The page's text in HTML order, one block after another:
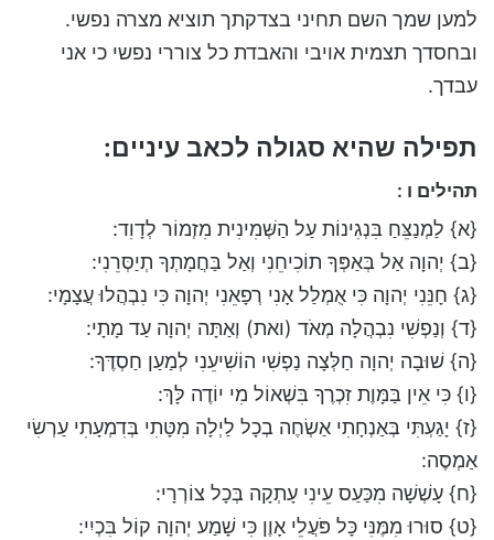
למען שמך השם תחיני בצדקתך תוציא מצרה נפשי.
ובחסדך תצמית אויבי והאבדת כל צוררי נפשי כי אני
עבדך.
תפילה שהיא סגולה לכאב עיניים:
תהילים ו :
{א} לַמְנַצֵּחַ בִּנְגִינוֹת עַל הַשְּׁמִינִית מִזְמוֹר לְדָוִד:
{ב} יְהוָה אַל בְּאַפְּךָ תוֹכִיחֵנִי וְאַל בַּחֲמָתְךָ תְיַסְּרֵנִי:
{ג} חָנֵּנִי יְהוָה כִּי אֻמְלַל אָנִי רְפָאֵנִי יְהוָה כִּי נִבְהֲלוּ עֲצָמָי:
{ד} וְנַפְשִׁי נִבְהֲלָה מְאֹד (ואת) וְאַתָּה יְהוָה עַד מָתָי:
{ה} שׁוּבָה יְהוָה חַלְּצָה נַפְשִׁי הוֹשִׁיעֵנִי לְמַעַן חַסְדֶּךָ:
{ו} כִּי אֵין בַּמָּוֶת זִכְרֶךָ בִּשְׁאוֹל מִי יוֹדֶה לָּךְ:
{ז} יָגַעְתִּי בְּאַנְחָתִי אַשְׂחֶה בְכָל לַיְלָה מִטָּתִי בְּדִמְעָתִי עַרְשִׂי
אַמְסֶה:
{ח} עָשְׁשָׁה מִכַּעַס עֵינִי עָתְקָה בְּכָל צוֹרְרָי:
{ט} סוּרוּ מִמֶּנִּי כָּל פֹּעֲלֵי אָוֶן כִּי שָׁמַע יְהוָה קוֹל בִּכְיִי: